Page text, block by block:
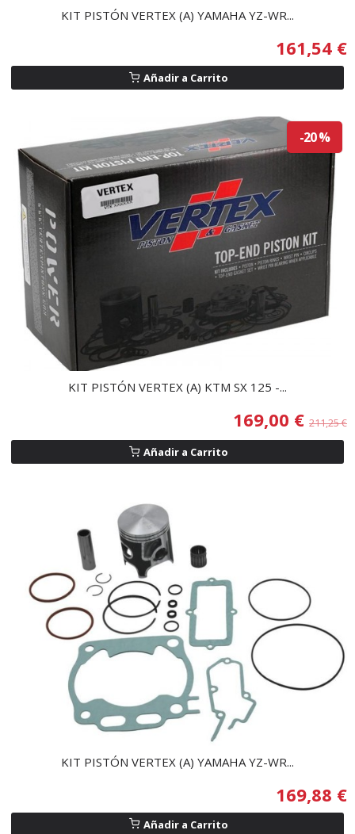
KIT PISTÓN VERTEX (A) YAMAHA YZ-WR...
161,54 €
Añadir a Carrito
-20 %
KIT PISTÓN VERTEX (A) KTM SX 125 -...
169,00 € 211,25 €
Añadir a Carrito
KIT PISTÓN VERTEX (A) YAMAHA YZ-WR...
169,88 €
Añadir a Carrito